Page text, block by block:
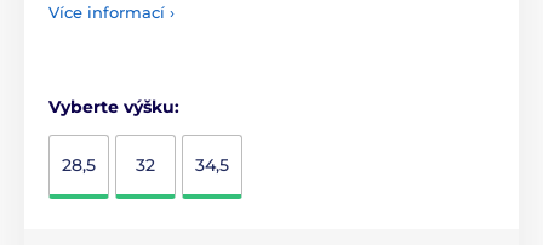
Více informací ›
Vyberte výšku:
28,5 32 34,5